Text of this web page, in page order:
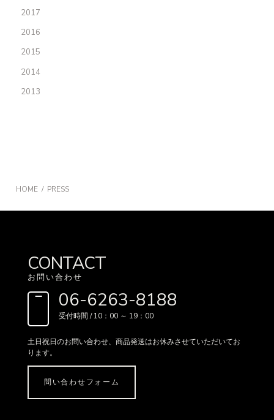
2017
2016
2015
2014
2013
HOME PRESS
CONTACT
お問い合わせ
06-6263-8188
受付時間 / 10：00 ～ 19：00
土日祝日のお問い合わせ、 商品発送はお休みさせていただいてお
ります。
問い合わせフォーム